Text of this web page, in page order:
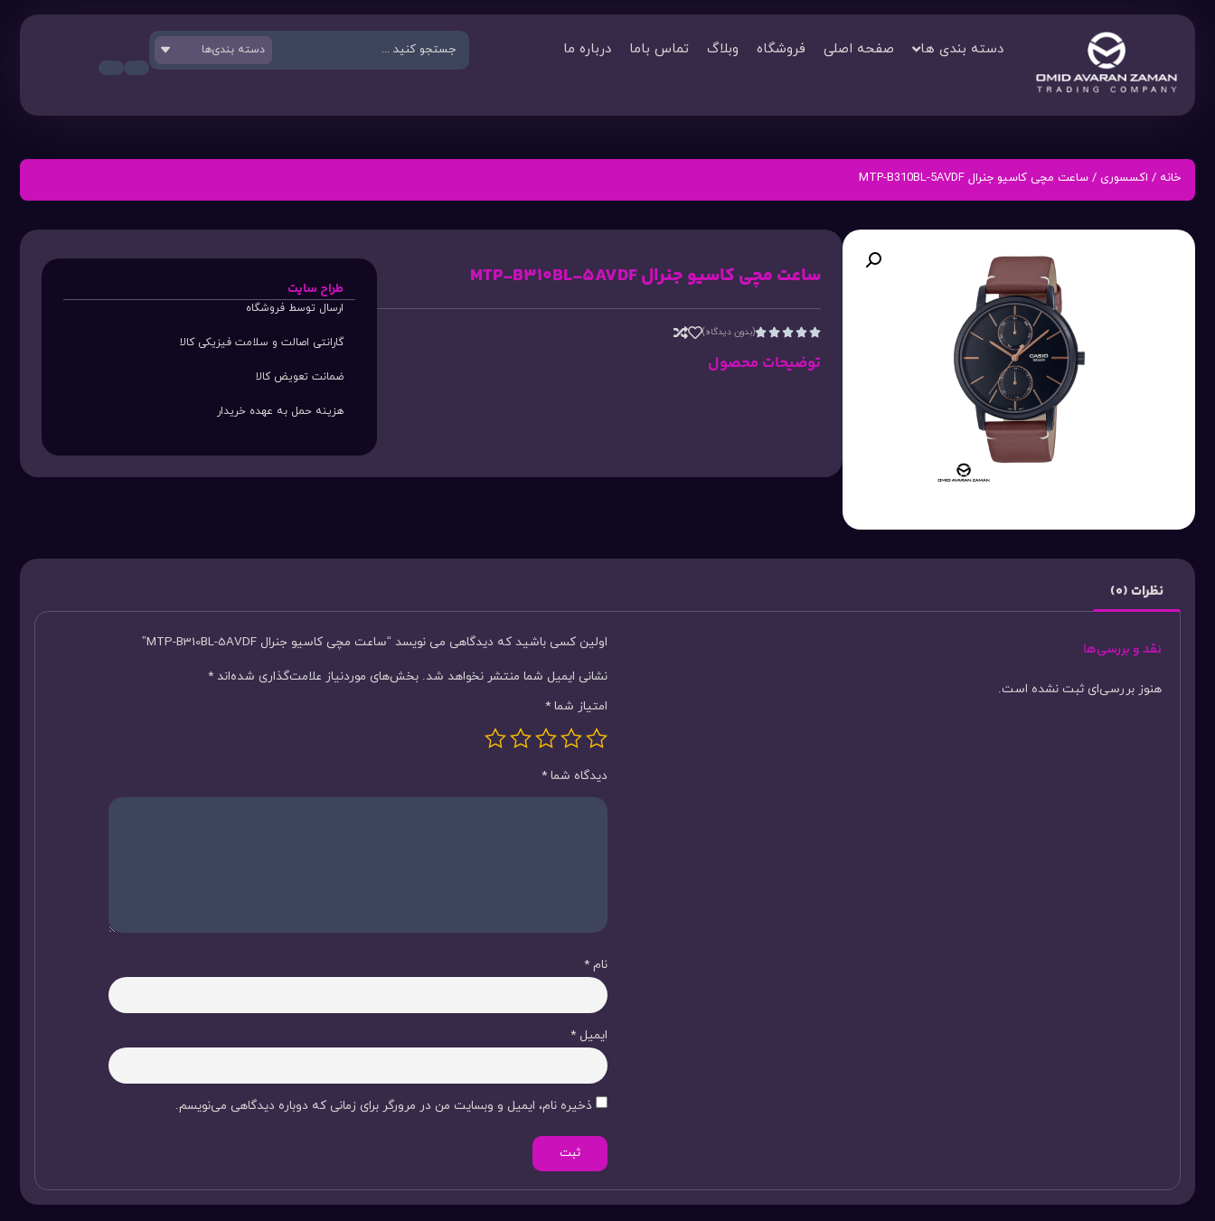
دسته بندی ها صفحه اصلی فروشگاه وبلاگ تماس باما درباره ما دسته بندی‌ها
خانه / اکسسوری / ساعت مچی کاسیو جنرال MTP-B310BL-5AVDF
ساعت مچی کاسیو جنرال MTP-B310BL-5AVDF




(بدون دیدگاه)
توضیحات محصول
طراح سایت
ارسال توسط فروشگاه
گارانتی اصالت و سلامت فیزیکی کالا
ضمانت تعویض کالا
هزینه حمل به عهده خریدار
نظرات (0)
نقد و بررسی‌ها
هنوز بررسی‌ای ثبت نشده است.
اولین کسی باشید که دیدگاهی می نویسد “ساعت مچی کاسیو جنرال MTP-B310BL-5AVDF”
نشانی ایمیل شما منتشر نخواهد شد. بخش‌های موردنیاز علامت‌گذاری شده‌اند *
امتیاز شما *
دیدگاه شما *
نام *
ایمیل *
ذخیره نام، ایمیل و وبسایت من در مرورگر برای زمانی که دوباره دیدگاهی می‌نویسم.